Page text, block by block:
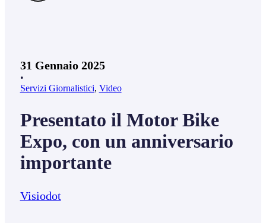
31 Gennaio 2025
•
Servizi Giornalistici, Video
Presentato il Motor Bike
Expo, con un anniversario
importante
Visiodot